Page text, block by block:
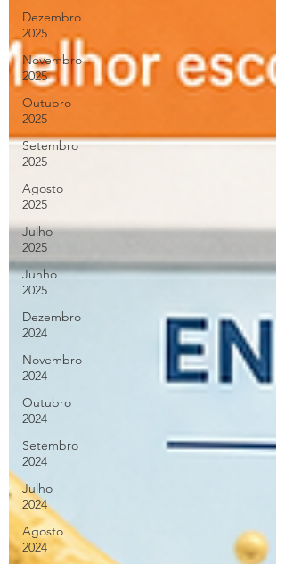
Dezembro
2025
Novembro
2025
Outubro
2025
Setembro
2025
Agosto
2025
Julho
2025
Junho
2025
Dezembro
2024
Novembro
2024
Outubro
2024
Setembro
2024
Julho
2024
Agosto
2024